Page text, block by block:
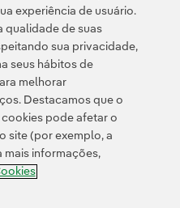
Informação legal
cookies Configuração de cookies
de denúncias
experiência de usuário.
qualidade de suas
sua privacidade,
seus hábitos de
melhorar
Destacamos que o
pode afetar o
site (por exemplo, a
mais informações,